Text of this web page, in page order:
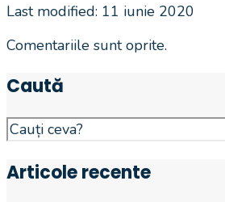
Last modified: 11 iunie 2020
Comentariile sunt oprite.
Caută
Search
for:
Articole recente